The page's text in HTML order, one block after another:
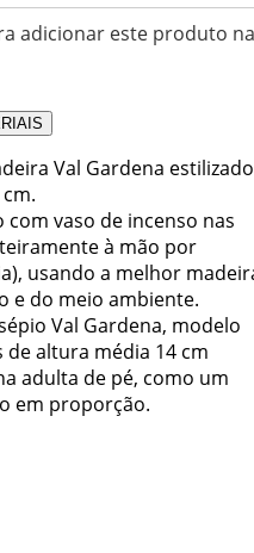
adicionar este produto na
Val Gardena estilizado
com vaso de incenso nas
à mão por
usando a melhor
e do meio ambiente.
Val Gardena, modelo
altura média 14 cm
adulta de pé, como um
em proporção.